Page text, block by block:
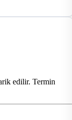
edilir. Termin